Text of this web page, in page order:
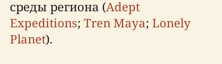
среды региона (Adept
Expeditions; Tren Maya; Lonely
Planet).